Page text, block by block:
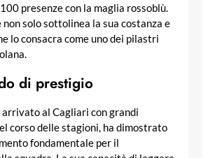
presenze con la maglia rossoblù.
solo sottolinea la sua costanza e
lo consacra come uno dei pilastri
di prestigio
arrivato al Cagliari con grandi
corso delle stagioni, ha dimostrato
fondamentale per il